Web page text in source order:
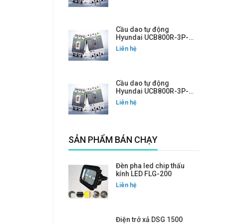
Cầu dao tự động
Hyundai UCB800R-3P-
700A
Liên hệ
Cầu dao tự động
Hyundai UCB800R-3P-
800A
Liên hệ
SẢN PHẨM BÁN CHẠY
Đèn pha led chip thấu
kính LED FLG-200
Liên hệ
Điện trở xả DSG 1500